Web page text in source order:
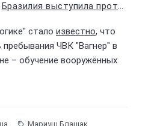
Бразилия выступила против новых поставок оружия Украине
стало известно, что
ЧВК "Вагнер" в
– обучение вооружённых
Мариуш Блащак